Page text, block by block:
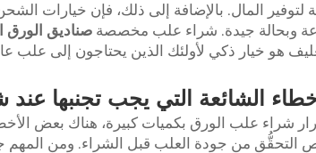
لتوفير المال. بالإضافة إلى ذلك، فإن خيارات
وبحالة جيدة. شراء علب مخصصة صناديق الورق
هو خيار ذكي لأولئك الذين يحتاجون إلى علب
الشائعة التي يجب تجنبها
شراء علب الورق بكميات كبيرة، هناك بعض
التحقُّق من جودة العلب قبل الشراء. ومن المهم